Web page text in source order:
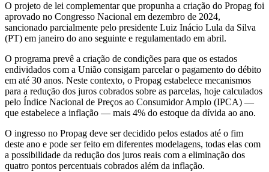
O projeto de lei complementar que propunha a criação do Propag foi
aprovado no Congresso Nacional em dezembro de 2024,
sancionado parcialmente pelo presidente Luiz Inácio Lula da Silva
(PT) em janeiro do ano seguinte e regulamentado em abril.
O programa prevê a criação de condições para que os estados
endividados com a União consigam parcelar o pagamento do débito
em até 30 anos. Neste contexto, o Propag estabelece mecanismos
para a redução dos juros cobrados sobre as parcelas, hoje calculados
pelo Índice Nacional de Preços ao Consumidor Amplo (IPCA) —
que estabelece a inflação — mais 4% do estoque da dívida ao ano.
O ingresso no Propag deve ser decidido pelos estados até o fim
deste ano e pode ser feito em diferentes modelagens, todas elas com
a possibilidade da redução dos juros reais com a eliminação dos
quatro pontos percentuais cobrados além da inflação.